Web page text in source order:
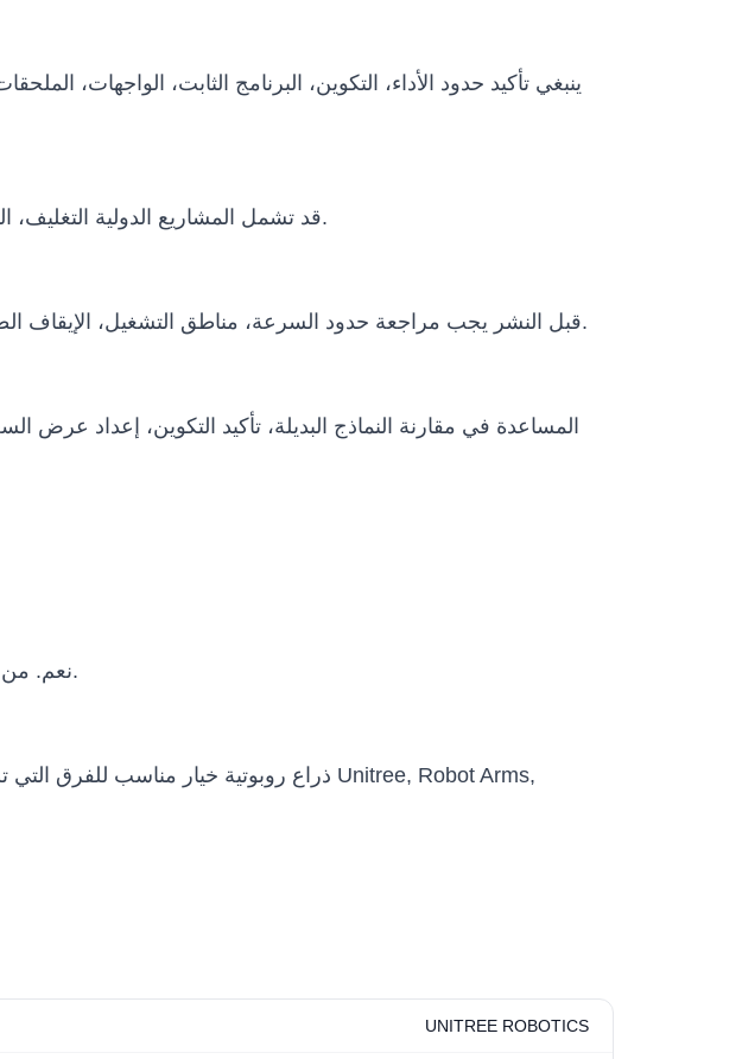
ينبغي تأكيد حدود الأداء، التكوين، البرنامج الثابت، الواجهات،
قد تشمل المشاريع الدولية التغليف، النقل، وثائق الاستيراد، متطلبات الطاقة، التدريب عن بعد، دعم التشغيل وخطة الصيانة.
قبل النشر يجب مراجعة حدود السرعة، مناطق التشغيل، الإيقاف الطارئ، الإشراف البشري، سياسات البيانات، الظروف البيئية ومتطلبات الامتثال المحلية.
نعم. من المفيد مشاركة التطبيق والبيئة والكمية والميزانية والجدول الزمني ومتطلبات التكامل.
UNITREE ROBOTICS